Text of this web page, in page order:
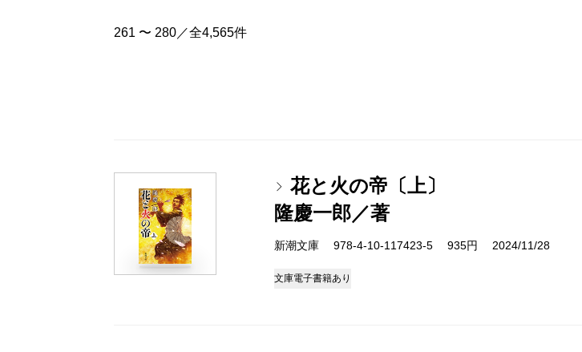
261 〜 280／全4,565件
花と火の帝〔上〕
隆慶一郎／著
新潮文庫 978-4-10-117423-5 935円 2024/11/28
文庫電子書籍あり